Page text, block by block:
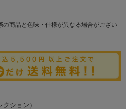
商品と色味・仕様が異なる場合がござい
ション）